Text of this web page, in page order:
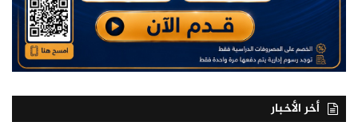
أخر الأخبار